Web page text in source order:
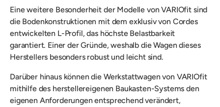
Eine weitere Besonderheit der Modelle von VARIOfit sind
die Bodenkonstruktionen mit dem exklusiv von Cordes
entwickelten L-Profil, das höchste Belastbarkeit
garantiert. Einer der Gründe, weshalb die Wagen dieses
Herstellers besonders robust und leicht sind.
Darüber hinaus können die Werkstattwagen von VARIOfit
mithilfe des herstellereigenen Baukasten-Systems den
eigenen Anforderungen entsprechend verändert,